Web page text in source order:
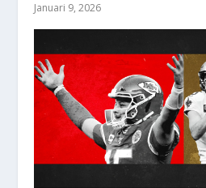
Januari 9, 2026